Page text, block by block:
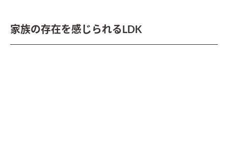
家族の存在を感じられるLDK